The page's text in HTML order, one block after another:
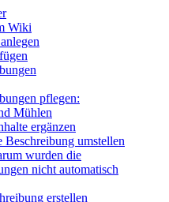
Wiki
pflegen:
Mühlen
ergänzen
Beschreibung umstellen
wurden die
nicht automatisch
erstellen